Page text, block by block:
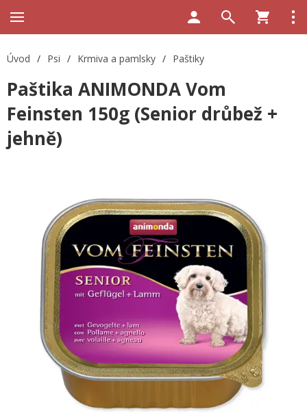
Úvod / Psi / Krmiva a pamlsky / Paštiky
Paštika ANIMONDA Vom
Feinsten 150g (Senior drůbež +
jehně)